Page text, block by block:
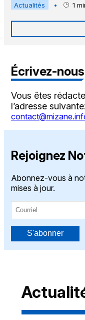
Actualités • 1
Écrivez-nous
Vous êtes
l’adresse suivante:
Rejoignez
Abonnez-vous à
mises à jour.
S'abonner